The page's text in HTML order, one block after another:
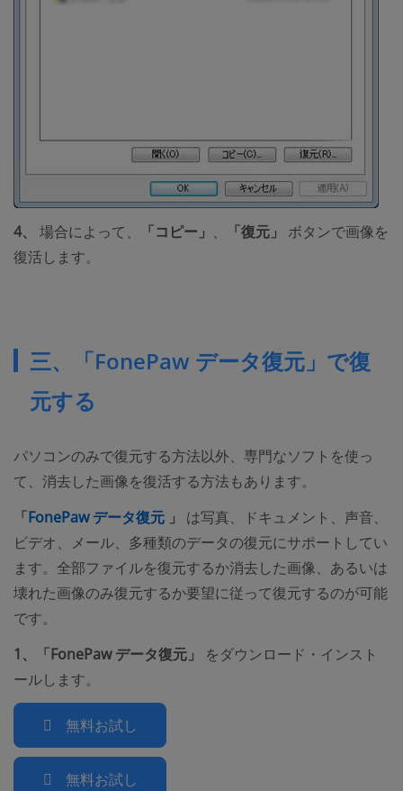
4、 場合によって、 「コピー」 、 「復元」
ボタンで画像を
復活します。
三、「FonePaw データ復元」で復
元する
パソコンのみで復元する方法以外、専門なソフトを使っ
て、消去した画像を復活する方法もあります。
「FonePaw データ復元 (opens new window)
」
は写真、ドキュメント、声音、
ビデオ、メール、多種類のデータの復元にサポートしてい
ます。全部ファイルを復元するか消去した画像、あるいは
壊れた画像のみ復元するか要望に従って復元するのが可能
です。
1、「FonePaw データ復元」
をダウンロード・インスト
ールします。
無料お試し
無料お試し